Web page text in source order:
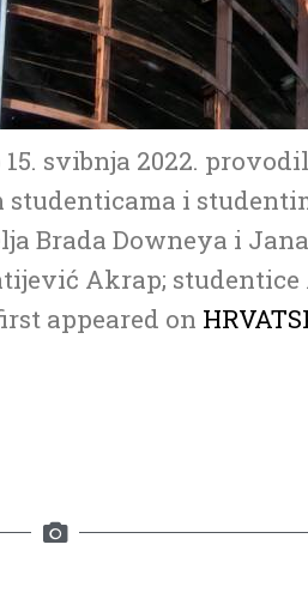
svibnja 2022.
i
Brada Downeya i
Akrap; studentice
appeared on